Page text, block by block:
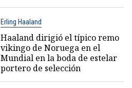
Erling Haaland
Haaland dirigió el típico remo
vikingo de Noruega en el
Mundial en la boda de estelar
portero de selección